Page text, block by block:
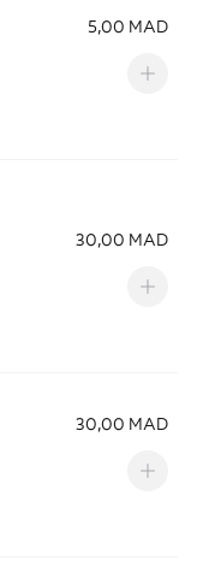
5,00 MAD
30,00 MAD
30,00 MAD